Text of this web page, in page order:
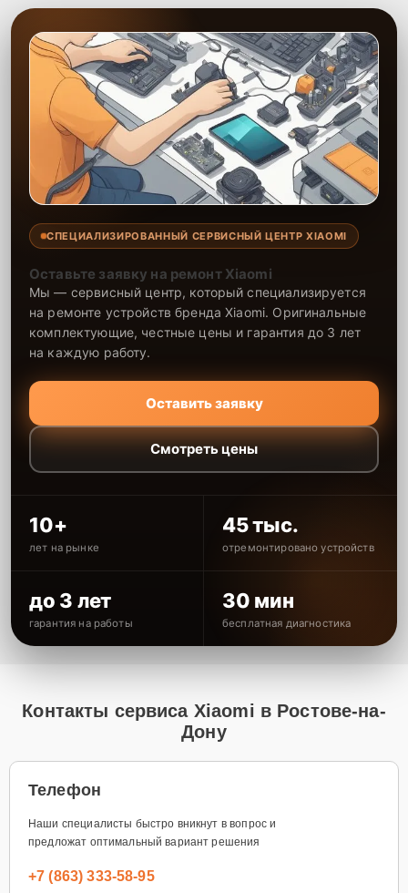
СПЕЦИАЛИЗИРОВАННЫЙ СЕРВИСНЫЙ ЦЕНТР XIAOMI
Оставьте заявку на ремонт Xiaomi
Мы — сервисный центр, который специализируется
на ремонте устройств бренда Xiaomi. Оригинальные
комплектующие, честные цены и гарантия до 3 лет
на каждую работу.
Оставить заявку
Смотреть цены
10+
лет на рынке
45 тыс.
отремонтировано устройств
до 3 лет
гарантия на работы
30 мин
бесплатная диагностика
Контакты сервиса Xiaomi в Ростове-на-
Дону
Телефон
Наши специалисты быстро вникнут в вопрос и
предложат оптимальный вариант решения
+7 (863) 333-58-95